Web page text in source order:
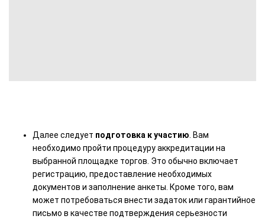
Далее следует подготовка к участию. Вам
необходимо пройти процедуру аккредитации на
выбранной площадке торгов. Это обычно включает
регистрацию, предоставление необходимых
документов и заполнение анкеты. Кроме того, вам
может потребоваться внести задаток или гарантийное
письмо в качестве подтверждения серьезности